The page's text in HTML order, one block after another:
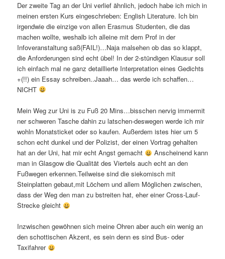
Der zweite Tag an der Uni verlief ähnlich, jedoch habe ich mich in
meinen ersten Kurs eingeschrieben: English Literature. Ich bin
irgendwie die einzige von allen Erasmus Studenten, die das
machen wollte, weshalb ich alleine mit dem Prof in der
Infoveranstaltung saß(FAIL!)…Naja malsehen ob das so klappt,
die Anforderungen sind echt übel! In der 2-stündigen Klausur soll
ich einfach mal ne ganz detaillierte Interpretation eines Gedichts
+(!!) ein Essay schreiben..Jaaah… das werde ich schaffen…
NICHT
Mein Weg zur Uni is zu Fuß 20 Mins…bisschen nervig immermit
ner schweren Tasche dahin zu latschen-deswegen werde ich mir
wohln Monatsticket oder so kaufen. Außerdem istes hier um 5
schon echt dunkel und der Polizist, der einen Vortrag gehalten
hat an der Uni, hat mir echt Angst gemacht
Anscheinend kann
man in Glasgow die Qualität des Viertels auch echt an den
Fußwegen erkennen.Teilweise sind die siekomisch mit
Steinplatten gebaut,mit Löchern und allem Möglichen zwischen,
dass der Weg den man zu bstreiten hat, eher einer Cross-Lauf-
Strecke gleicht
Inzwischen gewöhnen sich meine Ohren aber auch ein wenig an
den schottischen Akzent, es sein denn es sind Bus- oder
Taxifahrer